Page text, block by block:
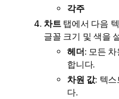
각주
차트탭에서 다음
글꼴 크기 및 색을
헤더: 모든
합니다.
차원 값: 텍스
다.